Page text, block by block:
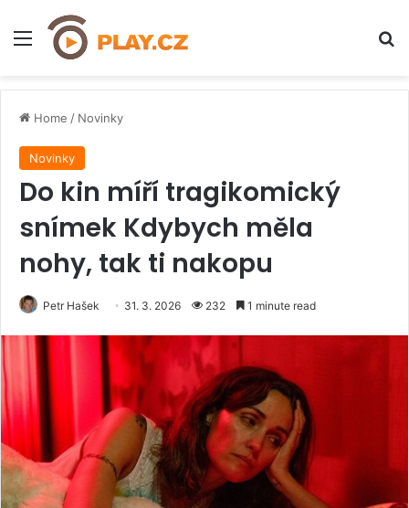
Menu
Home / Novinky
Novinky
Do kin míří tragikomický
snímek Kdybych měla
nohy, tak ti nakopu
Petr Hašek 31. 3. 2026 232 1 minute read